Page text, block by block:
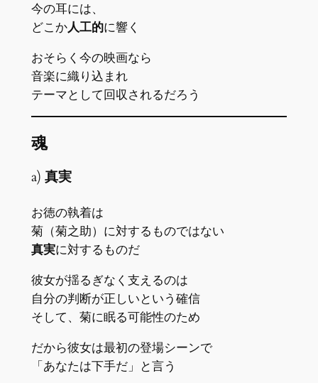
今の耳には、
どこか人工的に響く
おそらく今の映画なら
音楽に織り込まれ
テーマとして回収されるだろう
魂
a) 真実
お徳の執着は
菊（菊之助）に対するものではない
真実に対するものだ
彼女が揺るぎなく支えるのは
自分の判断が正しいという確信
そして、菊に眠る可能性のため
だから彼女は最初の登場シーンで
「あなたは下手だ」と言う